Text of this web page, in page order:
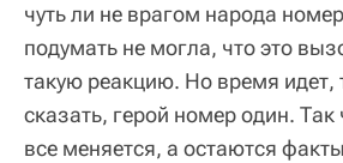
чуть ли не врагом народа
подумать не могла, что это
такую реакцию. Но время идет,
сказать, герой номер один. Так
все меняется, а остаются